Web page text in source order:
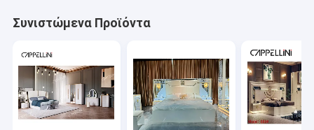
Συνιστώμενα Προϊόντα